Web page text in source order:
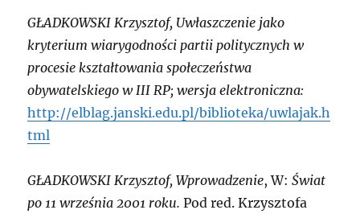
GŁADKOWSKI Krzysztof, Uwłaszczenie jako
kryterium wiarygodności partii politycznych w
procesie kształtowania społeczeństwa
obywatelskiego w III RP; wersja elektroniczna:
http://elblag.janski.edu.pl/biblioteka/uwlajak.h
tml
GŁADKOWSKI Krzysztof, Wprowadzenie, W:Świat
po 11 września 2001 roku. Pod red. Krzysztofa